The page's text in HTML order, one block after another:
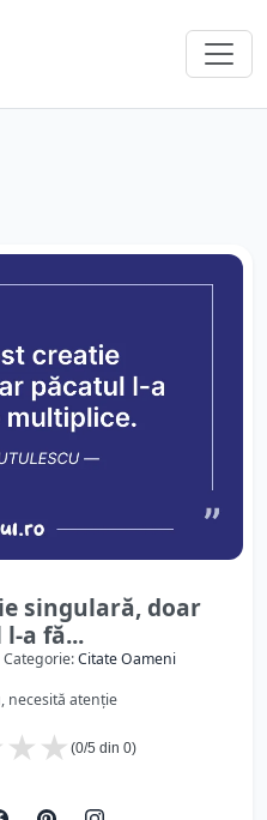
singulară, doar
a fă...
Categorie:Citate Oameni
necesită atenție
★
★ (0/5 din 0)